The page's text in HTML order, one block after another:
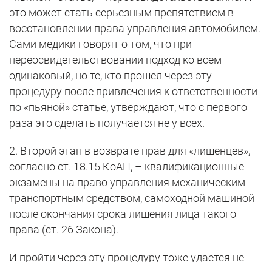
это может стать серьезным препятствием в
восстановлении права управления автомобилем.
Сами медики говорят о том, что при
переосвидетельствовании подход ко всем
одинаковый, но те, кто прошел через эту
процедуру после привлечения к ответственности
по «пьяной» статье, утверждают, что с первого
раза это сделать получается не у всех.
2. Второй этап в возврате прав для «лишенцев»,
согласно ст. 18.15 КоАП, – квалификационные
экзамены на право управления механическим
транспортным средством, самоходной машиной
после окончания срока лишения лица такого
права (ст. 26 Закона).
И пройти через эту процедуру тоже удается не